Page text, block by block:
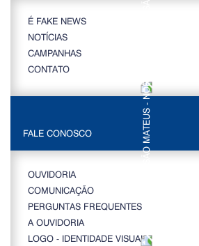
É FAKE NEWS
NOTÍCIAS
CAMPANHAS
CONTATO
FALE CONOSCO
OUVIDORIA
COMUNICAÇÃO
PERGUNTAS FREQUENTES
A OUVIDORIA
LOGO - IDENTIDADE VISUAL